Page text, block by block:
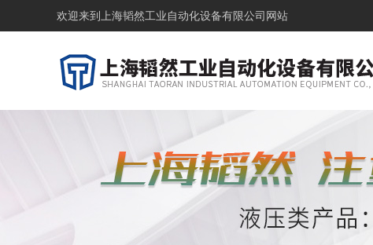
欢迎来到 上海韬然工业自动化设备有限公司网站